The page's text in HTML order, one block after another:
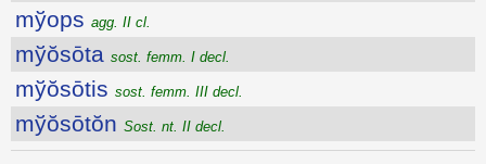
mўops agg. II cl.
mўŏsōta sost. femm. I decl.
mўŏsōtis sost. femm. III decl.
mўŏsōtŏn Sost. nt. II decl.